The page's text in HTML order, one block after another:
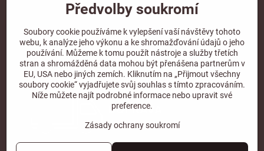
Doprava a platba
DOPRAVA ZDARMA
při objednávce nad2000 Kč vč. DPH.
*Nevztahuje se na paletovou přepravu.
Předvolby soukromí
Soubory cookie používáme k vylepšení vaší návštěvy tohoto
webu, k analýze jeho výkonu a ke shromažďování údajů o jeho
používání. Můžeme k tomu použít nástroje a služby třetích
stran a shromážděná data mohou být přenášena partnerům v
EU, USA nebo jiných zemích. Kliknutím na „Přijmout všechny
soubory cookie“ vyjadřujete svůj souhlas s tímto zpracováním.
Níže můžete najít podrobné informace nebo upravit své
preference.
Zásady ochrany soukromí